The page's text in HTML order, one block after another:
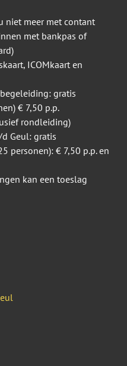
niet meer met contant
met bankpas of
ICOMkaart en
gratis
€ 7,50 p.p.
rondleiding)
Geul: gratis
personen): € 7,50 p.p. en
kan een toeslag